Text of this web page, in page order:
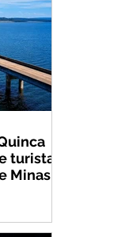
turistas
e